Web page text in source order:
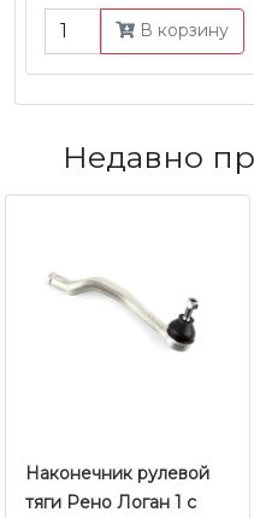
Оригинал
В корзину
Недавно
Наконечник рулевой
тяги Рено Логан 1 c